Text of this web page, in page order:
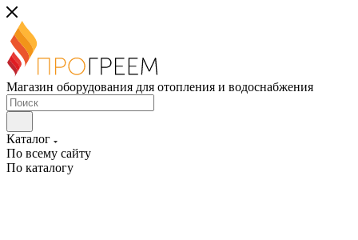
Магазин оборудования для отопления и водоснабжения
Каталог
По всему сайту
По каталогу